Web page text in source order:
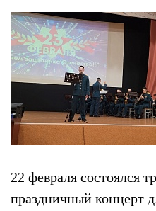
22 февраля состоялся
праздничный концерт